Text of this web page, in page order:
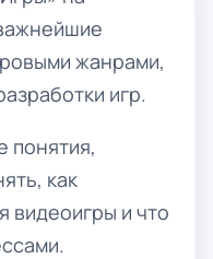
жанрами,
игр.
понятия,
как
видеоигры и что